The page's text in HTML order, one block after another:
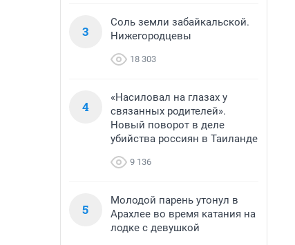
3
Соль земли забайкальской.
Нижегородцевы
18 303
4
«Насиловал на глазах у
связанных родителей».
Новый поворот в деле
убийства россиян в Таиланде
9 136
5
Молодой парень утонул в
Арахлее во время катания на
лодке с девушкой